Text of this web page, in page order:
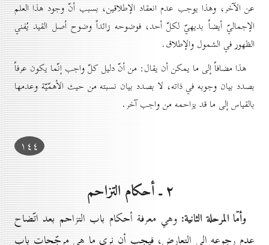
عن الآخر، وهذا يوجب عدم انعقاد الإطلاقين، بسبب أنّ وجود هذا العلم
الإجماليّ أيضاً بديهيّ لكلّ أحد، فوضوحه زائداً وضوح أصل القيد يُفني
الظهور في الشمول والإطلاق.
هذا مضافاً إلى ما يمكن أن يقال: من أنّ دليل كلّ واجب إنّما يكون عرفاً
بصدد بيان وجوبه في ذاته، لا بصدد بيان نسبته من حيث الأهمّيّة وعدمها
بالقياس إلى ما قد يزاحمه من واجب آخر.
۱٤٤
۲ ـ أحكام التزاحم
وأمّا المرحلة الثانية: وهي معرفة أحكام باب التزاحم بعد اتّضاح
عدم رجوعه إلى التعارض، فيجب أن نرى ما هي مرجّحات باب